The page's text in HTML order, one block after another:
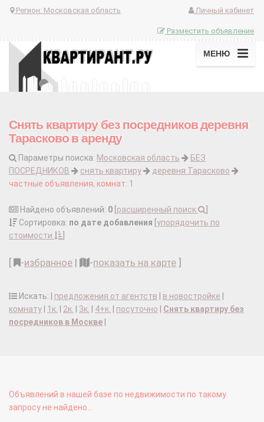
Регион: Московская область Личный кабинет
Разместить объявление
МЕНЮ
Снять квартиру без посредников деревня
Тарасково в аренду
Параметры поиска: Московская область
БЕЗ
ПОСРЕДНИКОВ
снять квартиру
деревня Тарасково
частные объявления, комнат: 1
Найдено объявлений: 0 расширенный поиск
Сортировка: по дате добавления упорядочить по
стоимости
-избранное | -показать на карте
Искать: | предложения от агентств в новостройке
комнату
1к. 2к. 3к. 4+к. посуточно
Снять квартиру без
посредников в Москве
Объявлений в нашей базе по недвижимости по такому
запросу не найдено...